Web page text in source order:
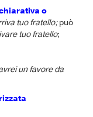
o
tuo fratello;può
tuo fratello;
un favore da